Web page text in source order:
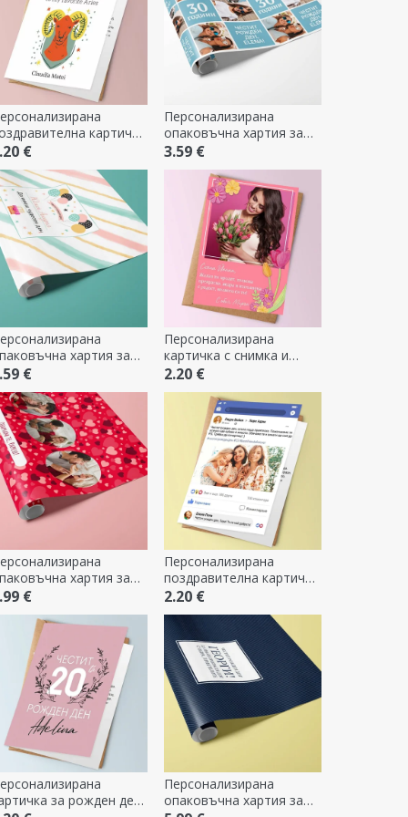
картичка
- Зодиак
€
Персонализирана
опаковъчна хартия за
подаръци с 2 снимки и
послание - Честит
рожден ден!
3.59 €
хартия за
с текст - Деца
€
Персонализирана
картичка с снимка и
текст - Пролет
2.20 €
хартия за
с 3 снимки и
- Сърца
€
Персонализирана
поздравителна картичка
- публикация във
Facebook
2.20 €
за рожден ден
Персонализирана
опаковъчна хартия за